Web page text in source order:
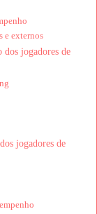
e externos
dos jogadores de
jogadores de